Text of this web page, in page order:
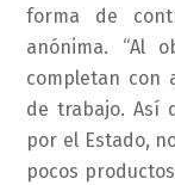
forma de
anónima. “Al
completan con
de trabajo. Así
por el Estado,
pocos